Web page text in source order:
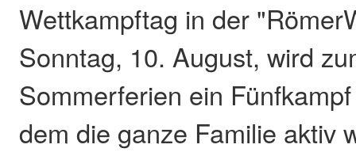
Wettkampftag in der
Sonntag, 10. August, wird
Sommerferien ein
dem die ganze Familie aktiv